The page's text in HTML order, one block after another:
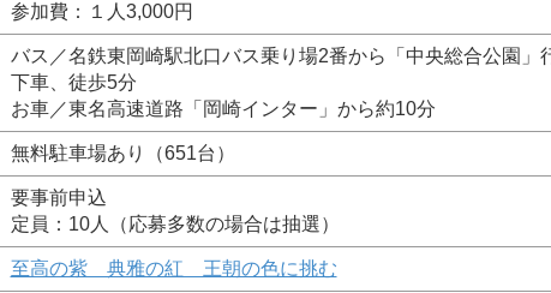
参加費：１人3,000円
バス／名鉄東岡崎駅北口バス乗り場2番から「中央総合公園」
下車、徒歩5分
お車／東名高速道路「岡崎インター」から約10分
無料駐車場あり（651台）
要事前申込
定員：10人（応募多数の場合は抽選）
至高の紫 典雅の紅 王朝の色に挑む